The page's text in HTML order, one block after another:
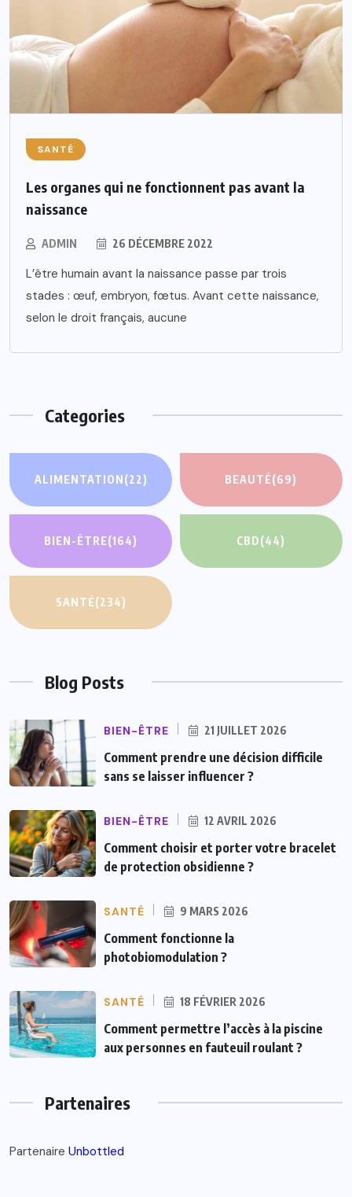
SANTÉ
Les organes qui ne fonctionnent pas avant la
naissance
ADMIN 26 DÉCEMBRE 2022
L’être humain avant la naissance passe par trois
stades : œuf, embryon, fœtus. Avant cette naissance,
selon le droit français, aucune
Categories
ALIMENTATION(22) BEAUTÉ(69)
BIEN-ÊTRE(164) CBD(44)
SANTÉ(234)
Blog Posts
BIEN-ÊTRE 21 JUILLET 2026
Comment prendre une décision difficile
sans se laisser influencer ?
BIEN-ÊTRE 12 AVRIL 2026
Comment choisir et porter votre bracelet
de protection obsidienne ?
SANTÉ 9 MARS 2026
Comment fonctionne la
photobiomodulation ?
SANTÉ 18 FÉVRIER 2026
Comment permettre l’accès à la piscine
aux personnes en fauteuil roulant ?
Partenaires
Partenaire Unbottled